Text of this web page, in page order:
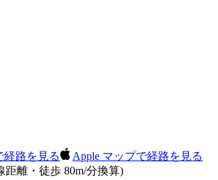
経路を見る
Apple マップで経路を見る
距離・徒歩 80m/分換算)